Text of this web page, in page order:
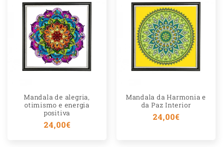
Mandala de alegria,
otimismo e energia
positiva
Preço
24,00€
Mandala da Harmonia e
da Paz Interior
Preço
24,00€